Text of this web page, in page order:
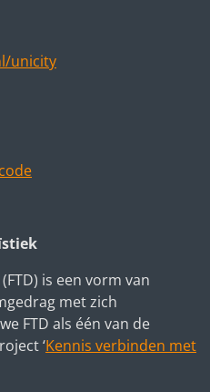
unicity
is een vorm van
met zich
FTD als één van de
‘Kennis verbinden met